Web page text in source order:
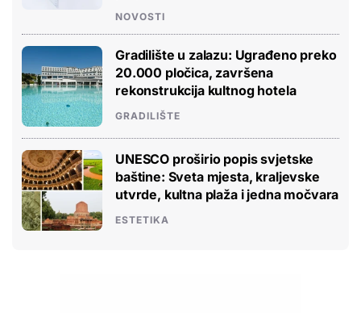
NOVOSTI
Gradilište u zalazu: Ugrađeno preko
20.000 pločica, završena
rekonstrukcija kultnog hotela
GRADILIŠTE
UNESCO proširio popis svjetske
baštine: Sveta mjesta, kraljevske
utvrde, kultna plaža i jedna močvara
ESTETIKA